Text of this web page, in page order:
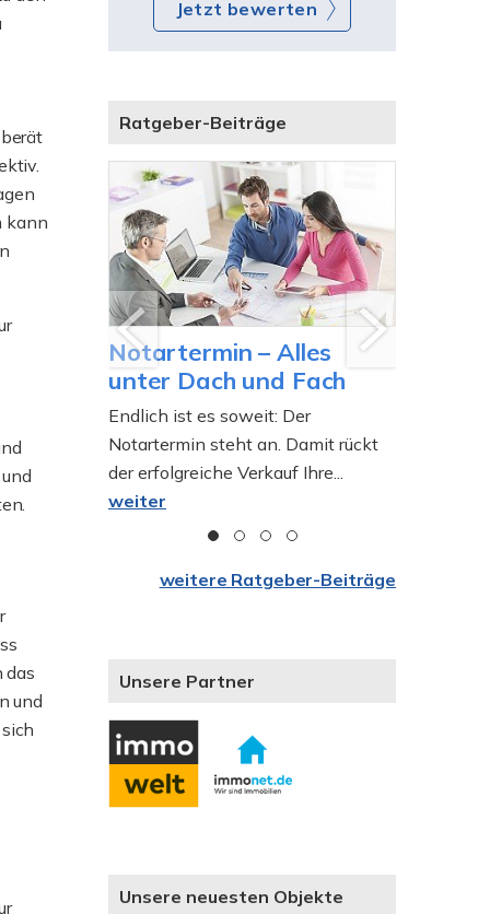
kann
das
und
Jetzt bewerten
Ratgeber-Beiträge
der
Notartermin – Alles
unter Dach und Fach
Endlich ist es soweit: Der
Notartermin steht an. Damit rückt
der erfolgreiche Verkauf Ihre...
weiter
weitere Ratgeber-Beiträge
Unsere Partner
Unsere neuesten Objekte